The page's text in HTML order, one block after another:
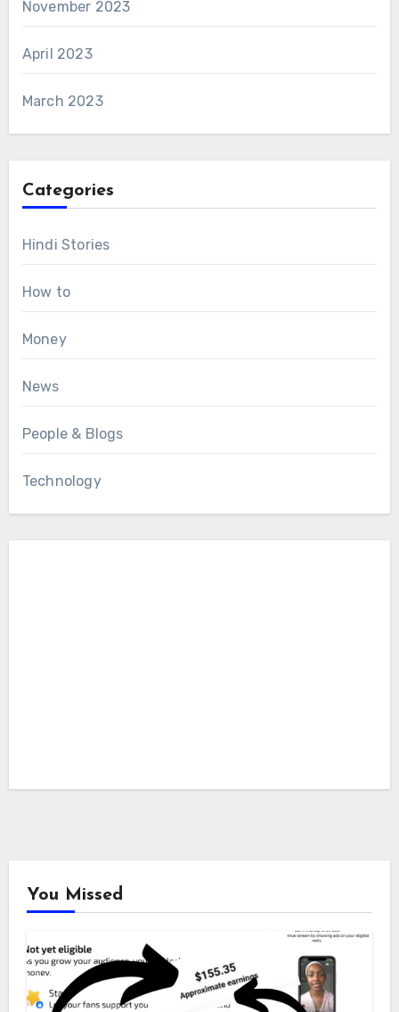
November 2023
April 2023
March 2023
Categories
Hindi Stories
How to
Money
News
People & Blogs
Technology
You Missed